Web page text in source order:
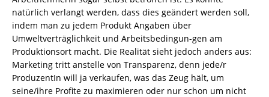
natürlich verlangt werden, dass dies geändert werden soll,
indem man zu jedem Produkt Angaben über
Umweltverträglichkeit und Arbeitsbedingun-gen am
Produktionsort macht. Die Realität sieht jedoch anders aus:
Marketing tritt anstelle von Transparenz, denn jede/r
ProduzentIn will ja verkaufen, was das Zeug hält, um
seine/ihre Profite zu maximieren oder nur schon um nicht